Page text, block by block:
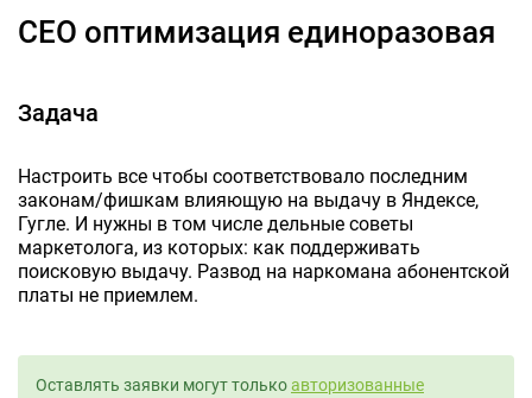
CEO оптимизация единоразовая
Задача
Настроить все чтобы соответствовало последним
законам/фишкам влияющую на выдачу в Яндексе,
Гугле. И нужны в том числе дельные советы
маркетолога, из которых: как поддерживать
поисковую выдачу. Развод на наркомана абонентской
платы не приемлем.
Оставлять заявки могут толькоавторизованные